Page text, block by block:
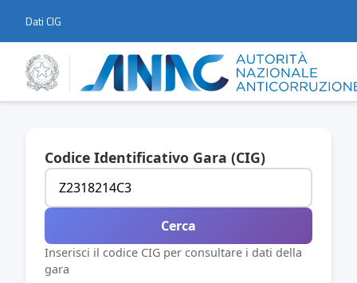
Dati CIG
Codice Identificativo Gara (CIG)
Cerca
Inserisci il codice CIG per consultare i dati della
gara